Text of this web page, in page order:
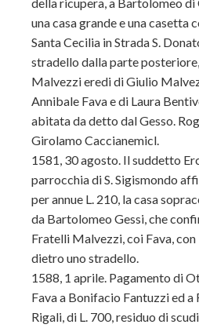
una casa grande e una casetta
Santa Cecilia in Strada S.
stradello dalla parte
Malvezzi eredi di Giulio
Annibale Fava e di Laura
abitata da detto dal Gesso.
Girolamo Caccianemicl.
1581, 30 agosto. Il suddetto
parrocchia di S. Sigismondo
per annue L. 210, la casa
da Bartolomeo Gessi, che
Fratelli Malvezzi, coi Fava,
dietro uno stradello.
1588, 1 aprile. Pagamento di
Fava a Bonifacio Fantuzzi ed a
Rigali, di L. 700, residuo di